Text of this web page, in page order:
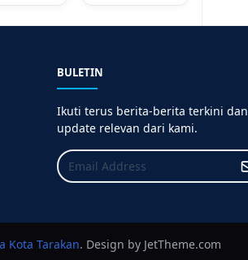
BULETIN
Ikuti terus berita-berita terkini dan
update relevan dari kami.
Kota Tarakan. Design by JetTheme.com